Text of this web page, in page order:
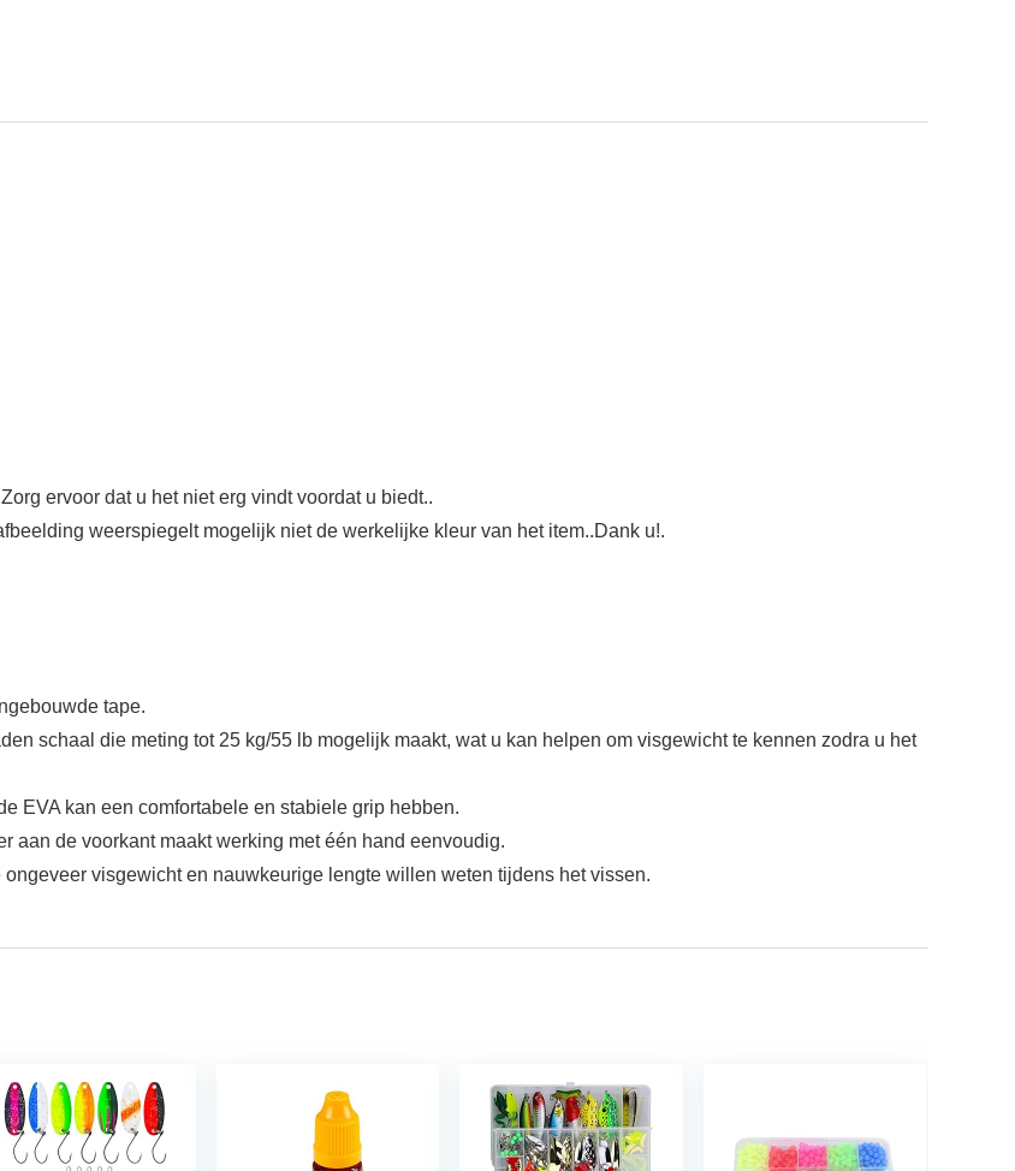
ervoor dat u het niet erg vindt voordat u biedt..
weerspiegelt mogelijk niet de werkelijke kleur van het item..Dank u!.
tape.
schaal die meting tot 25 kg/55 lb mogelijk maakt, wat u kan helpen om visgewicht te kennen zodra u het
EVA kan een comfortabele en stabiele grip hebben.
aan de voorkant maakt werking met één hand eenvoudig.
visgewicht en nauwkeurige lengte willen weten tijdens het vissen.